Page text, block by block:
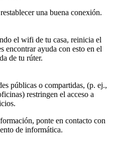
una buena conexión.
el wifi de tu casa, reinicia el
encontrar ayuda con esto en el
de tu rúter.
públicas o compartidas, (p. ej.,
restringen el acceso a
ponte en contacto con
de informática.